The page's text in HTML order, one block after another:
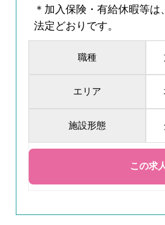
＊加入保険・有給休暇等は
法定どおりです。
職種
エリア
施設形態